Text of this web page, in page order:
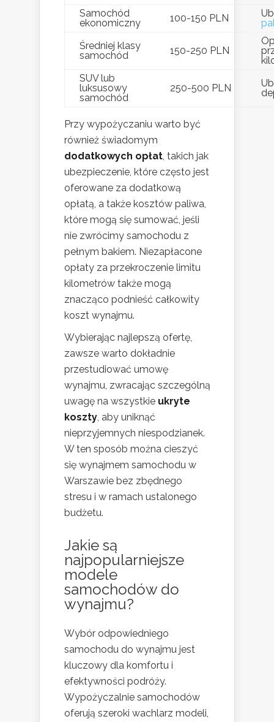
Samochód
ekonomiczny
100-150 PLN
Średniej klasy
samochód
150-250 PLN
SUV lub
luksusowy
samochód
250-500 PLN
Przy wypożyczaniu warto być
również świadomym
dodatkowych opłat , takich jak
ubezpieczenie, które często jest
oferowane za dodatkową
opłatą, a także kosztów paliwa,
które mogą się sumować, jeśli
nie zwrócimy samochodu z
pełnym bakiem. Niezapłacone
opłaty za przekroczenie limitu
kilometrów także mogą
znacząco podnieść całkowity
koszt wynajmu.
Wybierając najlepszą ofertę,
zawsze warto dokładnie
przestudiować umowę
wynajmu, zwracając szczególną
uwagę na wszystkie ukryte
koszty , aby uniknąć
nieprzyjemnych niespodzianek.
W ten sposób można cieszyć
się wynajmem samochodu w
Warszawie bez zbędnego
stresu i w ramach ustalonego
budżetu.
Jakie są
najpopularniejsze
modele
samochodów do
wynajmu?
Wybór odpowiedniego
samochodu do wynajmu jest
kluczowy dla komfortu i
efektywności podróży.
Wypożyczalnie samochodów
oferują szeroki wachlarz modeli,